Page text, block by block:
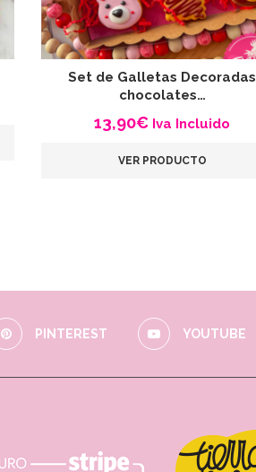
Set de Galletas Decoradas
chocolates…
13,90€ Iva Incluido
VER PRODUCTO
PINTEREST YOUTUBE